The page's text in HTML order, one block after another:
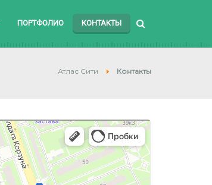
ПОРТФОЛИО КОНТАКТЫ
Атлас Сити Контакты